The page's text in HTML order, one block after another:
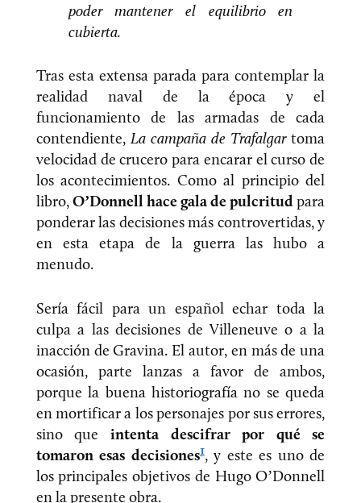
poder mantener el equilibrio en
cubierta.
Tras esta extensa parada para contemplar la
realidad naval de la época y el
funcionamiento de las armadas de cada
contendiente, La campaña de Trafalgartoma
velocidad de crucero para encarar el curso de
los acontecimientos. Como al principio del
libro,O’Donnell hace gala de pulcritudpara
ponderar las decisiones más controvertidas, y
en esta etapa de la guerra las hubo a
menudo.
Sería fácil para un español echar toda la
culpa a las decisiones de Villeneuve o a la
inacción de Gravina. El autor, en más de una
ocasión, parte lanzas a favor de ambos,
porque la buena historiografía no se queda
en mortificar a los personajes por sus errores,
sino que intenta descifrar por qué se
tomaron esas decisiones1, y este es uno de
los principales objetivos de Hugo O’Donnell
en la presente obra.